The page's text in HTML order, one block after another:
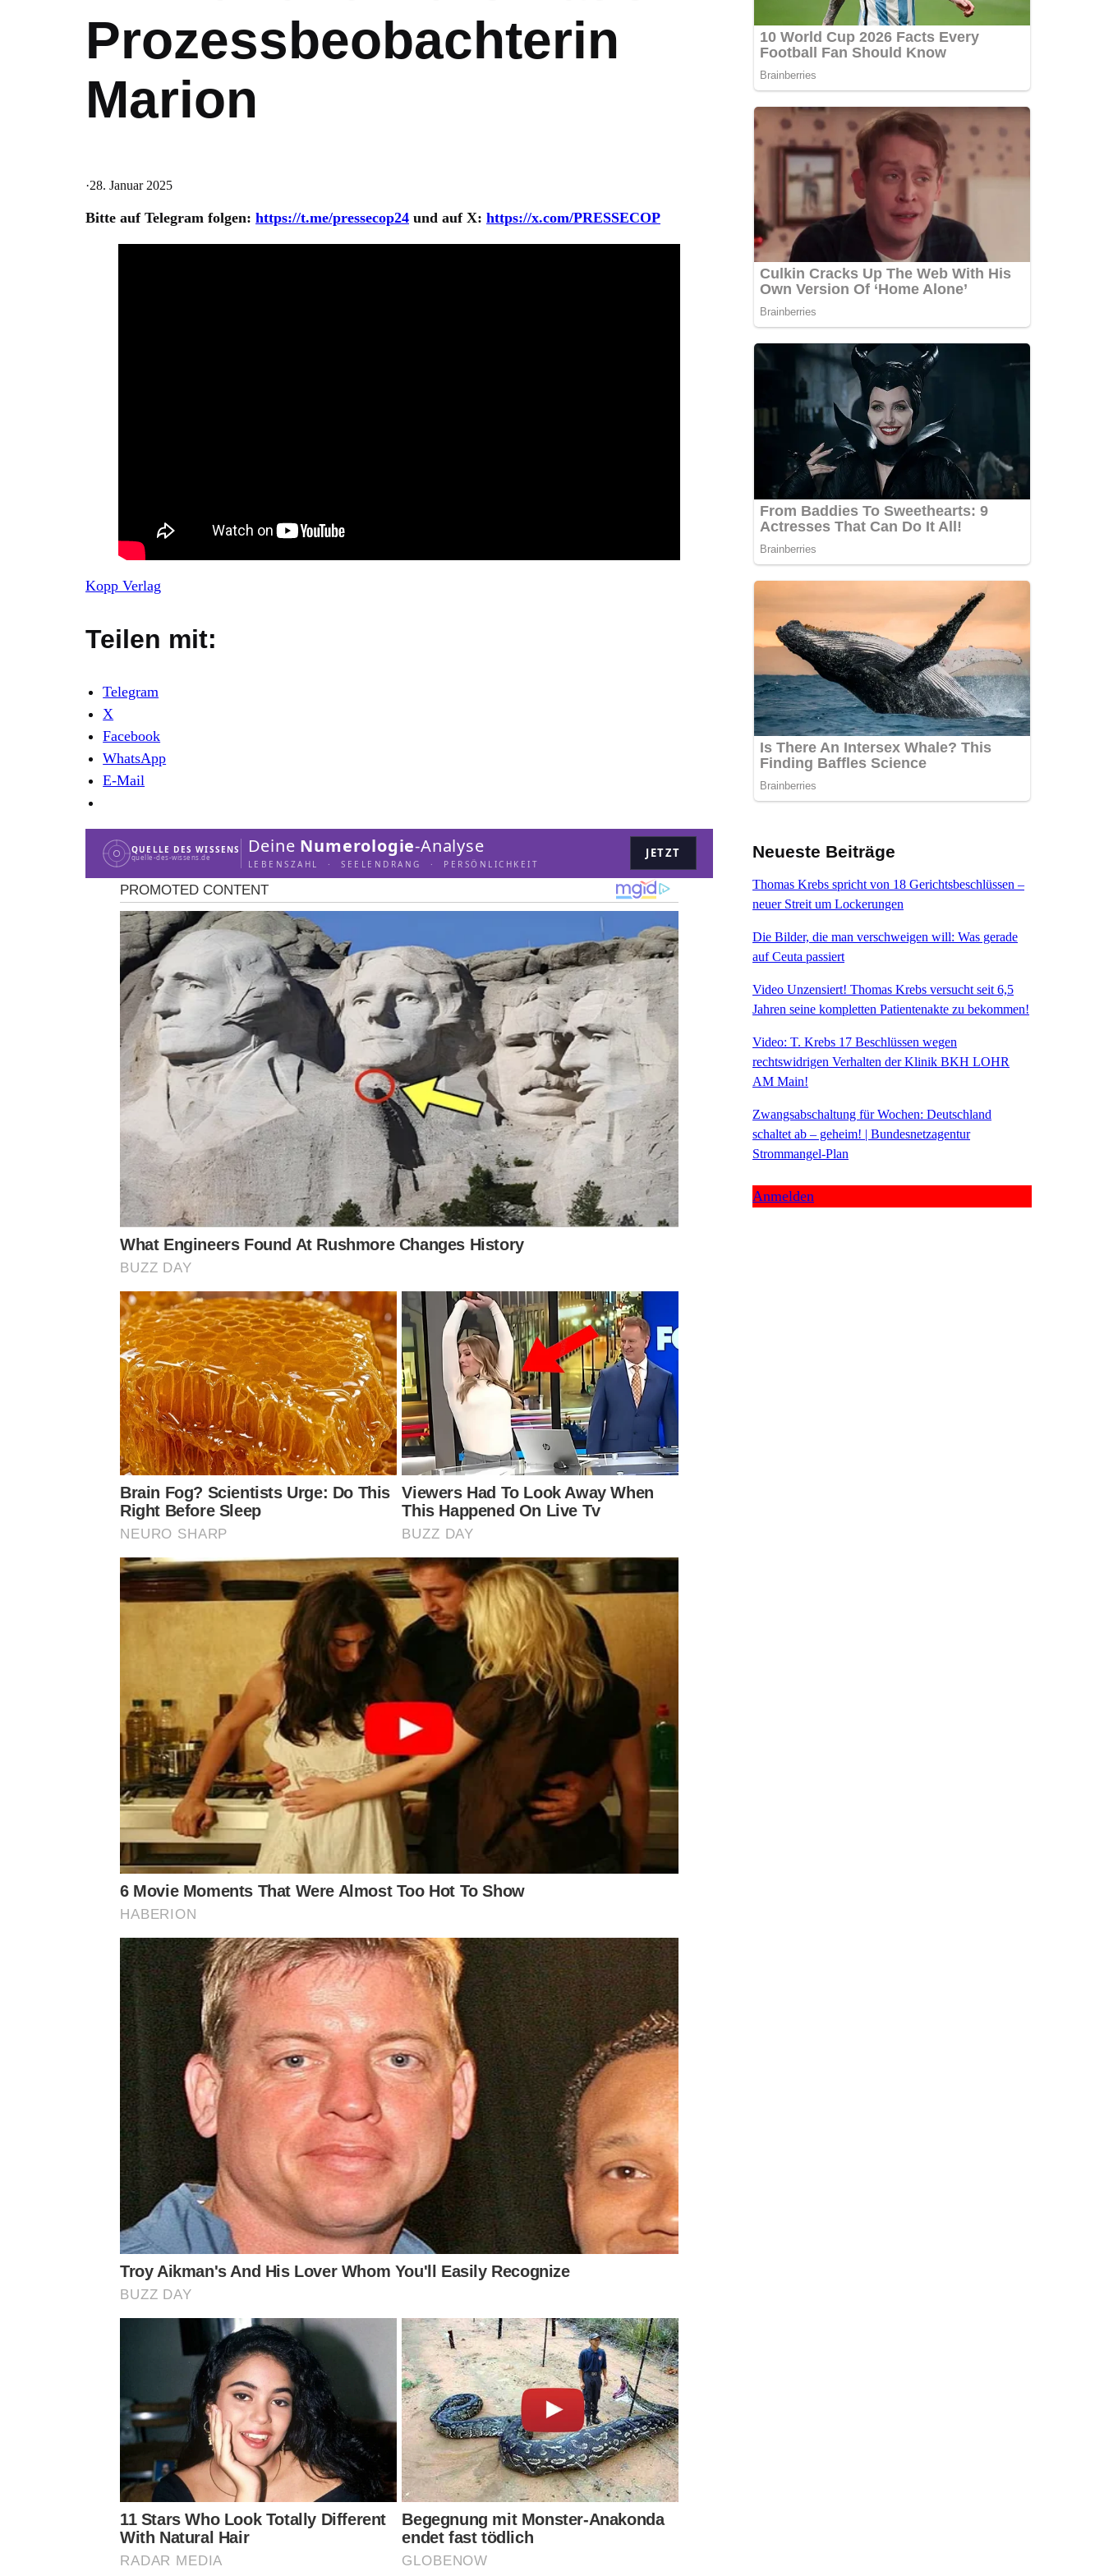
Prozessbeobachterin
Marion
·28. Januar 2025
Bitte auf Telegram folgen: https://t.me/pressecop24 und auf X: https://x.com/PRESSECOP
Kopp Verlag
Teilen mit:
Telegram
X
Facebook
WhatsApp
E-Mail
QUELLE DES WISSENS
quelle-des-wissens.de
Deine Numerologie-Analyse
LEBENSZAHL · SEELENDRANG · PERSÖNLICHKEIT
JETZT Neueste Beiträge
Thomas Krebs spricht von 18 Gerichtsbeschlüssen –
neuer Streit um Lockerungen
Die Bilder, die man verschweigen will: Was gerade
auf Ceuta passiert
Video Unzensiert! Thomas Krebs versucht seit 6,5
Jahren seine kompletten Patientenakte zu bekommen!
Video: T. Krebs 17 Beschlüssen wegen
rechtswidrigen Verhalten der Klinik BKH LOHR
AM Main!
Zwangsabschaltung für Wochen: Deutschland
schaltet ab – geheim! | Bundesnetzagentur
Strommangel-Plan
Anmelden